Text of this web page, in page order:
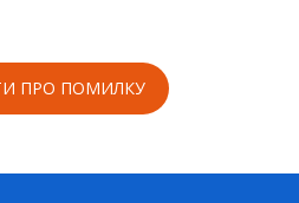
ПРО ПОМИЛКУ